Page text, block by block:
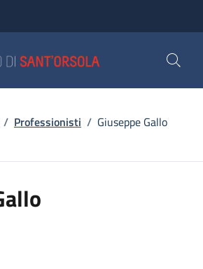
/ Professionisti / Giuseppe Gallo